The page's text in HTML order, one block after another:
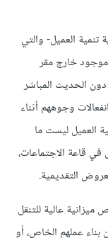
تنمية العميل-والتي
موجودخارجمقر
دون الحديث المباشر
انفعالات وجوههم أثناء
العميلليستما
في قاعة الاجتماعات،
التقديمية.
ميزانيةعاليةللتنقل
بناءعملهم الخاص،أو